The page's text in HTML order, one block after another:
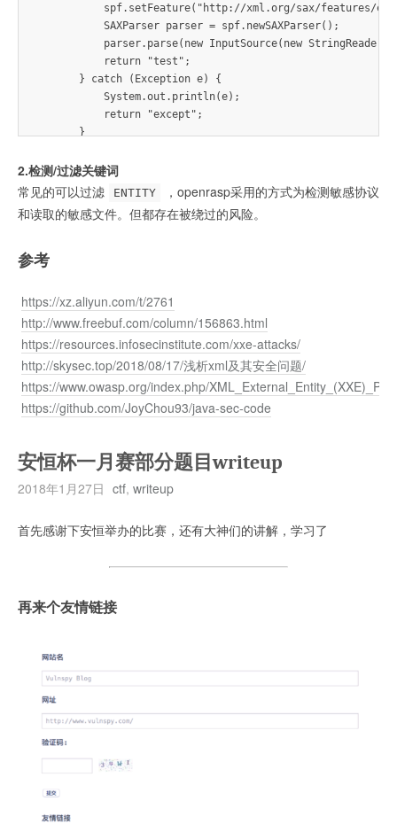
spf.setFeature("http://xml.org/sax/features/
            SAXParser parser = spf.newSAXParser();
parser.parse(new InputSource(new
            return "test";
        } catch (Exception e) {
            System.out.println(e);
            return "except";
        }
2.检测/过滤关键词
常见的可以过滤
ENTITY
，openrasp采用的方式为检测敏感协议
和读取的敏感文件。但都存在被绕过的风险。
参考
https://xz.aliyun.com/t/2761
http://www.freebuf.com/column/156863.html
https://resources.infosecinstitute.com/xxe-attacks/
http://skysec.top/2018/08/17/浅析xml及其安全问题/
https://www.owasp.org/index.php/
https://github.com/JoyChou93/java-sec-code
安恒杯一月赛部分题目writeup
2018年1月27日 ctf, writeup
首先感谢下安恒举办的比赛，还有大神们的讲解，学习了
再来个友情链接